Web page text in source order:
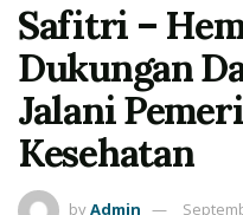
Safitri –
Dukungan
Jalani
Kesehatan
byAdmin